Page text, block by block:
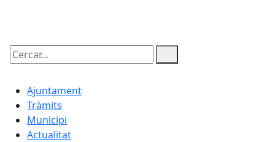
Cercar:
Ajuntament
Tràmits
Municipi
Actualitat